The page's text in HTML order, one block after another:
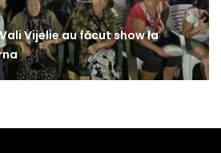
Vijelie au făcut show la